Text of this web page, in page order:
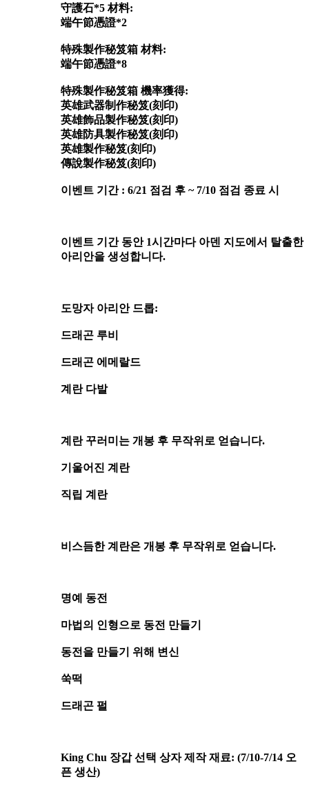
守護石*5 材料:
端午節憑證*2
特殊製作秘笈箱 材料:
端午節憑證*8
特殊製作秘笈箱 機率獲得:
英雄武器制作秘笈(刻印)
英雄飾品製作秘笈(刻印)
英雄防具製作秘笈(刻印)
英雄製作秘笈(刻印)
傳說製作秘笈(刻印)
이벤트 기간 : 6/21 점검 후 ~ 7/10 점검 종료 시
이벤트 기간 동안 1시간마다 아덴 지도에서 탈출한
아리안을 생성합니다.
도망자 아리안 드롭:
드래곤 루비
드래곤 에메랄드
계란 다발
계란 꾸러미는 개봉 후 무작위로 얻습니다.
기울어진 계란
직립 계란
비스듬한 계란은 개봉 후 무작위로 얻습니다.
명예 동전
마법의 인형으로 동전 만들기
동전을 만들기 위해 변신
쑥떡
드래곤 펄
King Chu 장갑 선택 상자 제작 재료: (7/10-7/14 오
픈 생산)